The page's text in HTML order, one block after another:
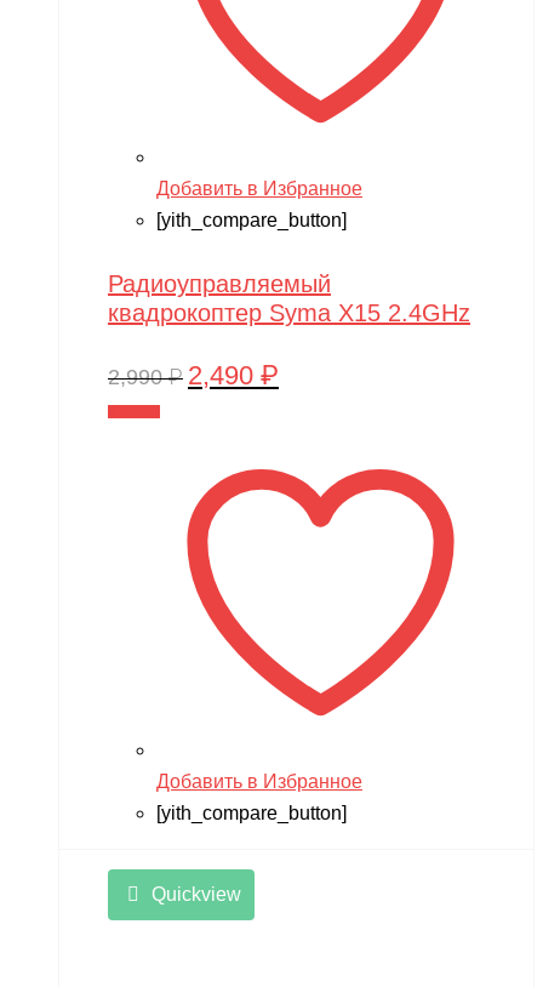
Добавить в Избранное
[yith_compare_button]
Радиоуправляемый
квадрокоптер Syma X15 2.4GHz
2,990₽ Первоначальная
2,990 ₽.
2,490 ₽
Добавить в Избранное
[yith_compare_button]
Quickview